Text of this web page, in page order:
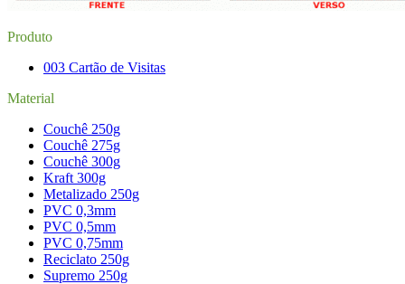
Produto
003 Cartão de Visitas
Material
Couchê 250g
Couchê 275g
Couchê 300g
Kraft 300g
Metalizado 250g
PVC 0,3mm
PVC 0,5mm
PVC 0,75mm
Reciclato 250g
Supremo 250g